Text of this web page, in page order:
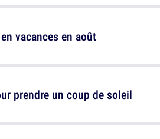
prendre un coup de soleil
vacances en août